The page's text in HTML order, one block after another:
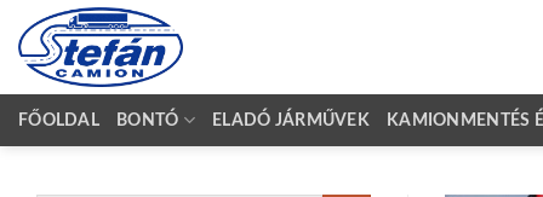
content
FŐOLDAL BONTÓ ELADÓ JÁRMŰVEK KAMIONMENTÉS